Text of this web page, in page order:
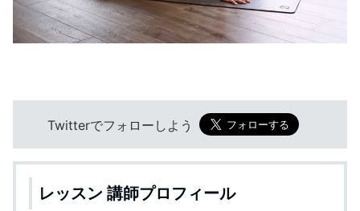
Twitterでフォローしよう
レッスン 講師プロフィール